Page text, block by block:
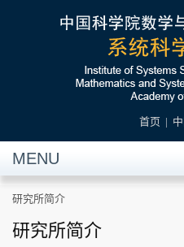
首页 |
MENU
研究所简介
研究所简介